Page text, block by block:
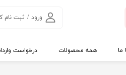
ورود / ثبت نام
تغییر گذر ما همه محصولات درخواست